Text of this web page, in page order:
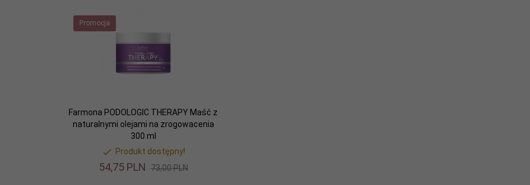
Promocja
Farmona PODOLOGIC THERAPY Maść z
naturalnymi olejami na zrogowacenia
300 ml
Produkt dostępny!
54,75 PLN 73,00 PLN